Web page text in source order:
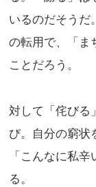
いるのだそうだ
の転用で、「ま
ことだろう。
対して「侘びる
び。自分の窮状
「こんなに私
る。